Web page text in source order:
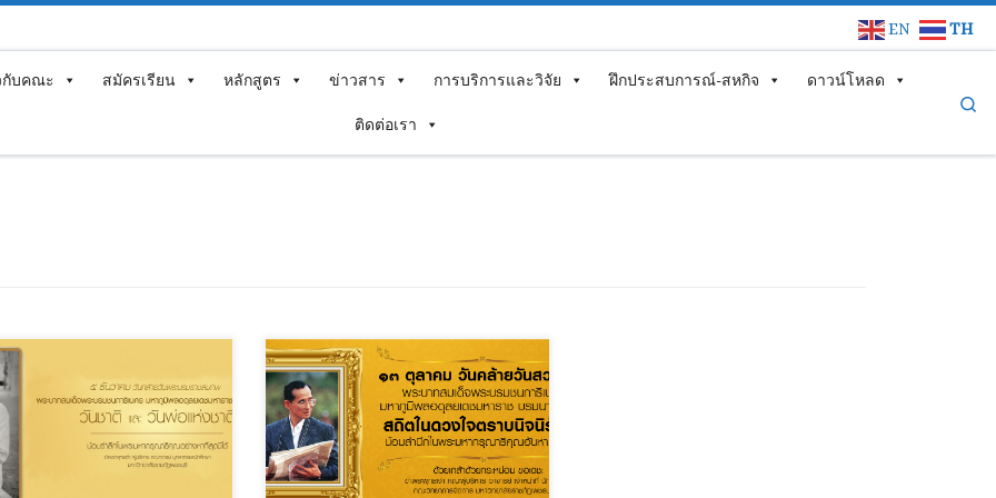
กับคณะ สมัครเรียน หลักสูตร ข่าวสาร การบริการและวิจัย ฝึกประสบการณ์-สหกิจ ดาวน์โหลด
ติดต่อเรา
EN TH